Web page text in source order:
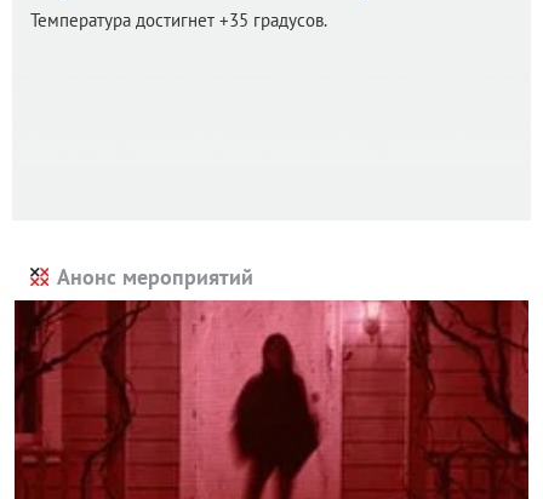
Температура достигнет +35 градусов.
Анонс мероприятий